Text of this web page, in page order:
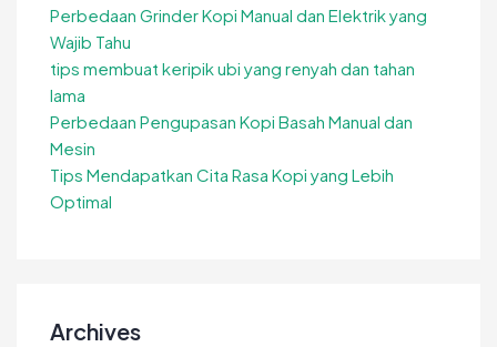
Perbedaan Grinder Kopi Manual dan Elektrik yang
Wajib Tahu
tips membuat keripik ubi yang renyah dan tahan
lama
Perbedaan Pengupasan Kopi Basah Manual dan
Mesin
Tips Mendapatkan Cita Rasa Kopi yang Lebih
Optimal
Archives